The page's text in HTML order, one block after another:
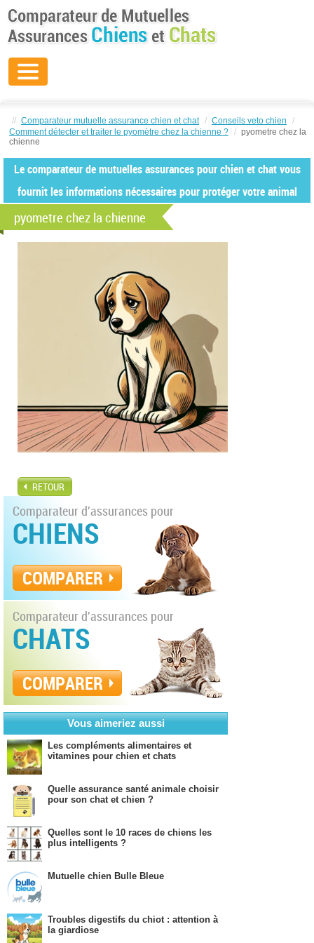
// Comparateur mutuelle assurance chien et chat / Conseils veto chien
/
Comment détecter et traiter le pyomètre chez la chienne ? / pyometre chez la
chienne
Le comparateur de mutuelles assurances pour chien et chat vous
fournit les informations nécessaires pour protéger votre animal
pyometre chez la chienne
RETOUR
Comparateur d'assurances pour
CHIENS
COMPARER
Comparateur d'assurances pour
CHATS
COMPARER
Vous aimeriez aussi
Les compléments alimentaires et
vitamines pour chien et chats
Quelle assurance santé animale choisir
pour son chat et chien ?
Quelles sont le 10 races de chiens les
plus intelligents ?
Mutuelle chien Bulle Bleue
Troubles digestifs du chiot : attention à
la giardiose